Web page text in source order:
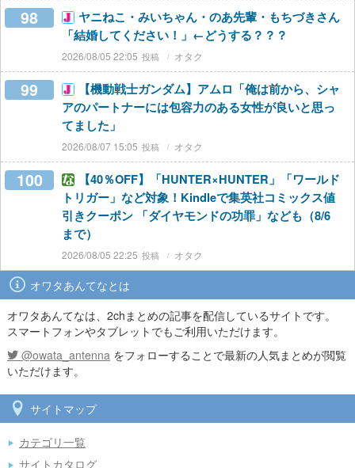
98
ヤニねこ・みいちゃん・のあ先輩・もちづきさん
「結婚してください！」←どうする？？？
2026/08/05 22:05 オタク
99
【機動戦士ガンダム】アムロ「俺は前から、シャ
アのパートナーには包容力のある女性が良いと思っ
てました」
2026/08/07 15:05 オタク
100
【40％OFF】「HUNTER×HUNTER」「ワールド
トリガー」など対象！Kindleで集英社コミックス値
引きクーポン 「ダイヤモンドの功罪」なども（8/6
まで）
2026/08/05 22:25 オタク
オワタあんてなとは
オワタあんてなは、2chまとめの記事を配信しているサイトです。
スマートフォンやタブレットでもご利用いただけます。
@owata_antenna をフォローすることで最新の人気まとめが閲覧
いただけます。
サイトマップ
カテゴリ一覧
サイトカタログ